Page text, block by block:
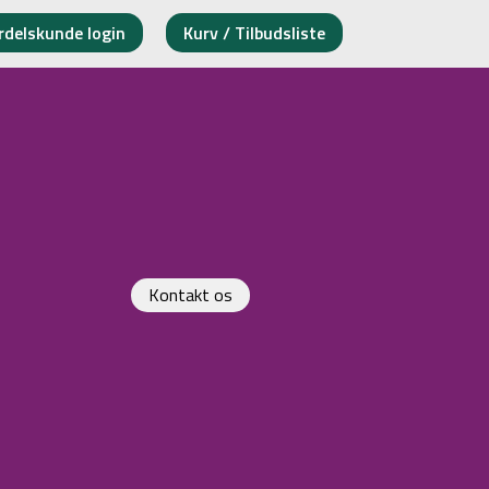
login Kurv / Tilbudsliste
Kontakt os